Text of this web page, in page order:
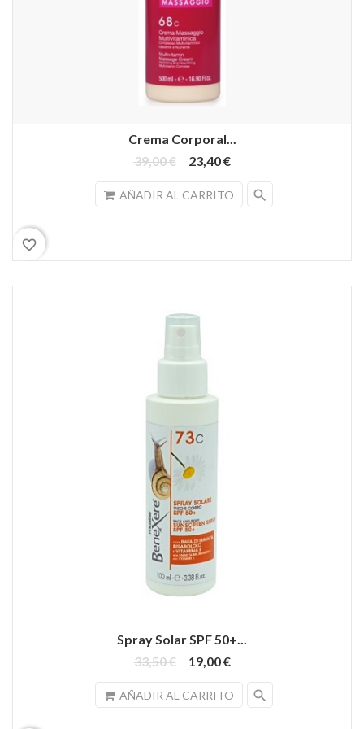
Crema Corporal...
39,00 €
23,40 €
AÑADIR AL CARRITO search
favorite_border
Spray Solar SPF 50+...
33,50 €
19,00 €
AÑADIR AL CARRITO search